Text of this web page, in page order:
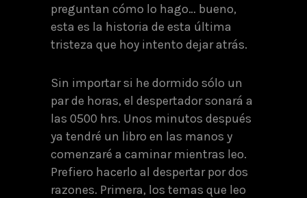
preguntan cómo lo hago… bueno,
esta es la historia de esta última
tristeza que hoy intento dejar atrás.
Sin importar si he dormido sólo un
par de horas, el despertador sonará a
las 0500 hrs. Unos minutos después
ya tendré un libro en las manos y
comenzaré a caminar mientras leo.
Prefiero hacerlo al despertar por dos
razones. Primera, los temas que leo